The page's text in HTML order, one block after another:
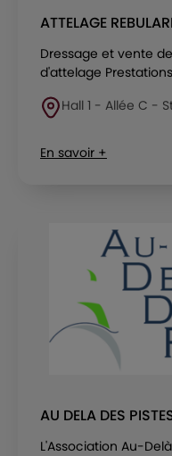
ATTELAGE
Dressage et vente
d'attelage
Hall 1 - Allée C -
En savoir +
AU DELA DES
L'Association Au-